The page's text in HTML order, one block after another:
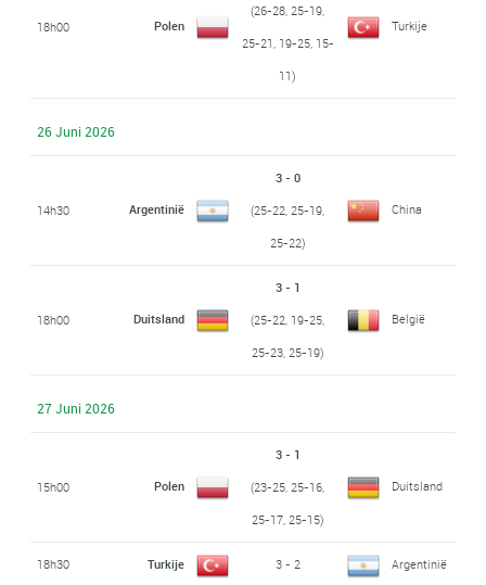
18h00 Polen
(26-28, 25-19,
25-21, 19-25, 15-
11)
Turkije
26 Juni 2026
14h30 Argentinië
3 - 0
(25-22, 25-19,
25-22)
China
18h00 Duitsland
3 - 1
(25-22, 19-25,
25-23, 25-19)
België
27 Juni 2026
15h00 Polen
3 - 1
(23-25, 25-16,
25-17, 25-15)
Duitsland
18h30 Turkije 3 - 2 Argentinië